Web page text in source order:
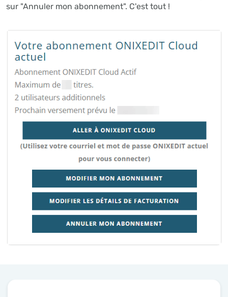
sur "Annuler mon abonnement". C'est tout !